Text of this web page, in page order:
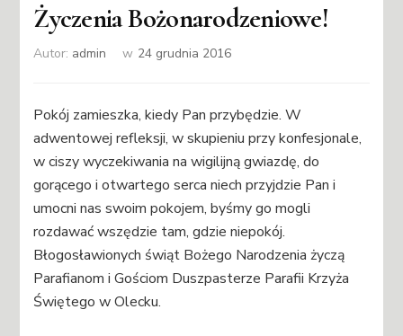
Życzenia Bożonarodzeniowe!
Autor: admin w 24 grudnia 2016
Pokój zamieszka, kiedy Pan przybędzie. W
adwentowej refleksji, w skupieniu przy konfesjonale,
w ciszy wyczekiwania na wigilijną gwiazdę, do
gorącego i otwartego serca niech przyjdzie Pan i
umocni nas swoim pokojem, byśmy go mogli
rozdawać wszędzie tam, gdzie niepokój.
Błogosławionych świąt Bożego Narodzenia życzą
Parafianom i Gościom Duszpasterze Parafii Krzyża
Świętego w Olecku.